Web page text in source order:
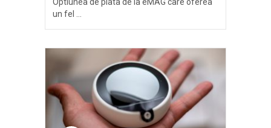
un fel …